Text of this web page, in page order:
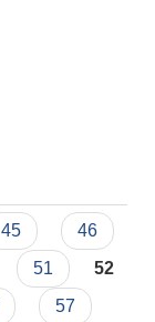
45
46
51
52
57